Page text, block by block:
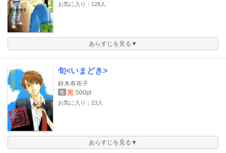
お気に入り：128人
あらすじを見る▼
旬<いまどき>
鈴木有布子
巻 完 500pt
お気に入り：23人
あらすじを見る▼